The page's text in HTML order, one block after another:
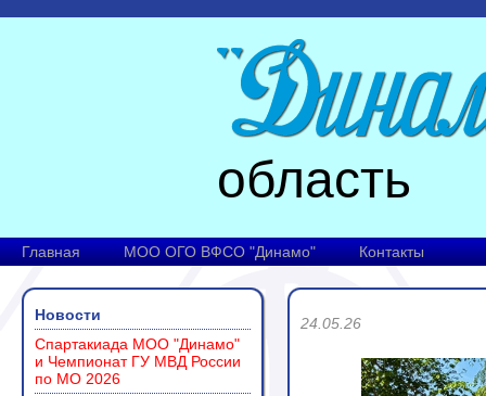
область
Главная МОО ОГО ВФСО "Динамо" Контакты
Новости
Спартакиада МОО "Динамо"
и Чемпионат ГУ МВД России
по МО 2026
24.05.26